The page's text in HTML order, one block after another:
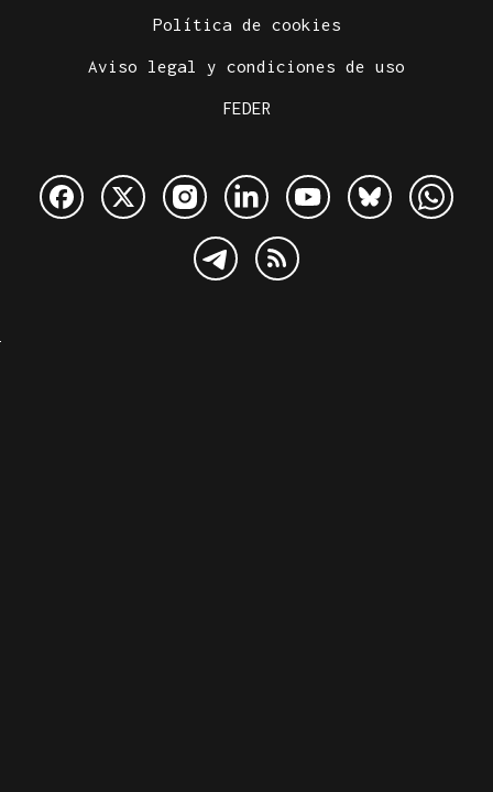
Política de cookies
Aviso legal y condiciones de uso
FEDER